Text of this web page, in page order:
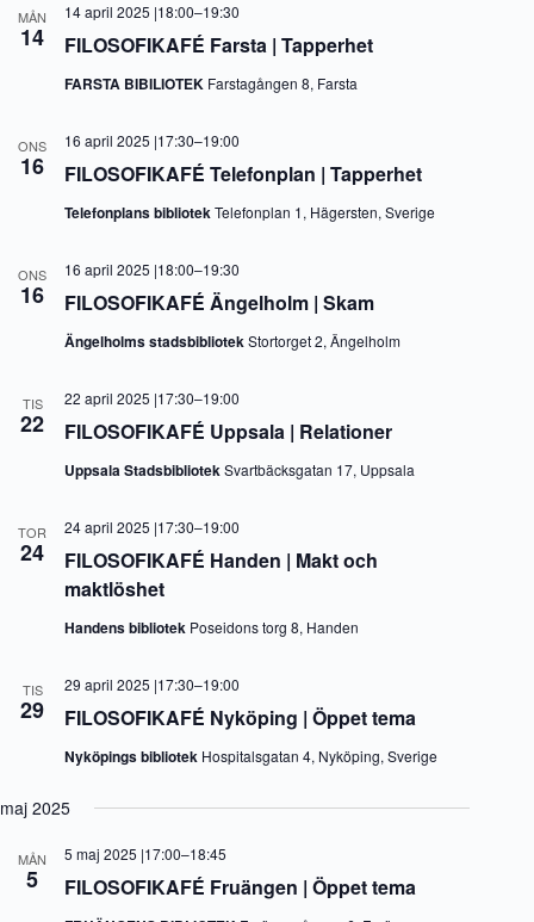
MÅN
14 FILOSOFIKAFÉ Farsta | Tapperhet
14 april 2025 |18:00–19:30
FARSTA BIBILIOTEK Farstagången 8, Farsta
ONS
16 FILOSOFIKAFÉ Telefonplan | Tapperhet
16 april 2025 |17:30–19:00
Telefonplans bibliotekTelefonplan 1, Hägersten, Sverige
ONS
16 FILOSOFIKAFÉ Ängelholm | Skam
16 april 2025 |18:00–19:30
Ängelholms stadsbibliotekStortorget 2, Ängelholm
TIS
22 FILOSOFIKAFÉ Uppsala | Relationer
22 april 2025 |17:30–19:00
Uppsala StadsbibliotekSvartbäcksgatan 17, Uppsala
TOR
24
FILOSOFIKAFÉ Handen | Makt och
maktlöshet
24 april 2025 |17:30–19:00
Handens bibliotek Poseidons torg 8, Handen
TIS
29 FILOSOFIKAFÉ Nyköping | Öppet tema
29 april 2025 |17:30–19:00
Nyköpings bibliotek Hospitalsgatan 4, Nyköping, Sverige
maj 2025
MÅN
5 FILOSOFIKAFÉ Fruängen | Öppet tema
5 maj 2025 |17:00–18:45